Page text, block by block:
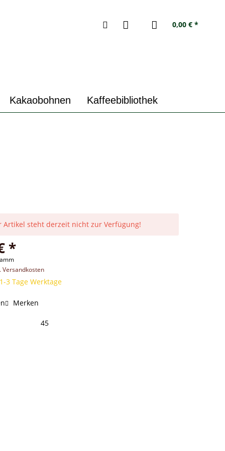
0,00 € *
Kakaobohnen Kaffeebibliothek
Artikel steht derzeit nicht zur Verfügung!
*
Versandkosten
3 Tage Werktage
Merken
45